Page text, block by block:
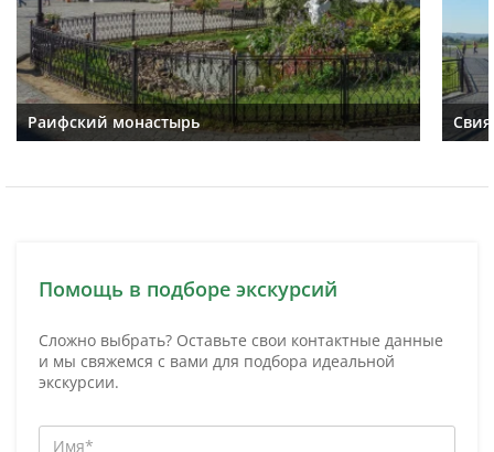
Раифский монастырь
Помощь в подборе экскурсий
Сложно выбрать? Оставьте свои контактные данные
и мы свяжемся с вами для подбора идеальной
экскурсии.